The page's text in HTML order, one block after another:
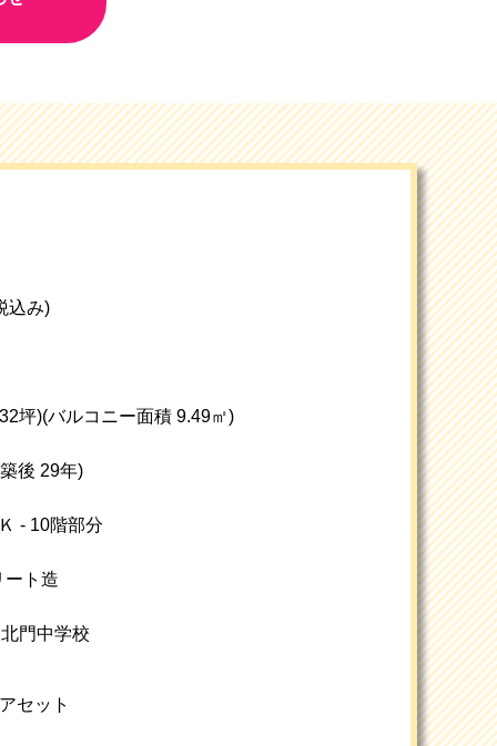
込み)
坪)(バルコニー面積 9.49㎡)
後 29年)
- 10階部分
ート造
門中学校
セット